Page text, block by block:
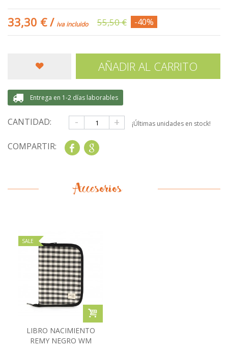
33,30 €/ iva incluido 55,50 € -40%
AÑADIR AL CARRITO
Entrega en 1-2 días laborables
CANTIDAD: - + ¡Últimas unidades en stock!
COMPARTIR: Share
Accesorios
SALE
LIBRO NACIMIENTO
REMY NEGRO WM